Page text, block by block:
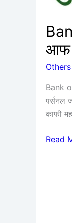
आफ
Others
Bank
पर्सनल
काफी
पर्सनल
50000
से
ज्यादा
लें
Read